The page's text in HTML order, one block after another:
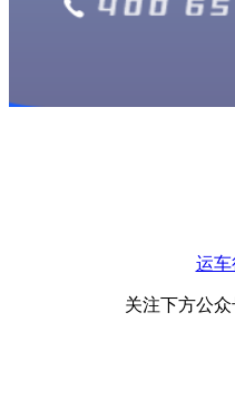
运车
关注下方公